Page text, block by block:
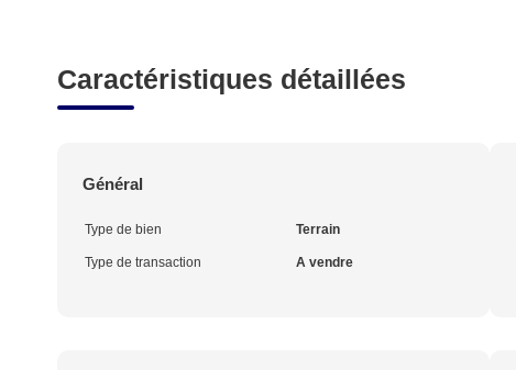
Caractéristiques détaillées
Général
Type de bien Terrain
Type de transaction A vendre